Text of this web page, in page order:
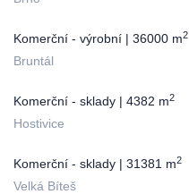
Komerční - výrobní | 36000 m2
Bruntál
Komerční - sklady | 4382 m2
Hostivice
Komerční - sklady | 31381 m2
Velká Bíteš